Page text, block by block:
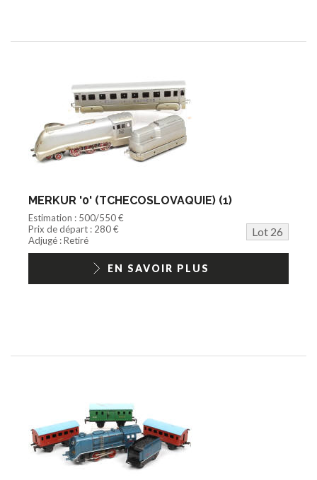
MERKUR '0' (TCHECOSLOVAQUIE) (1)
Estimation : 500/550 €
Prix de départ : 280 €
Lot 26
Adjugé : Retiré
EN SAVOIR PLUS